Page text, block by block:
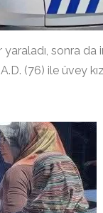
yaraladı, sonra da
(76) ile üvey